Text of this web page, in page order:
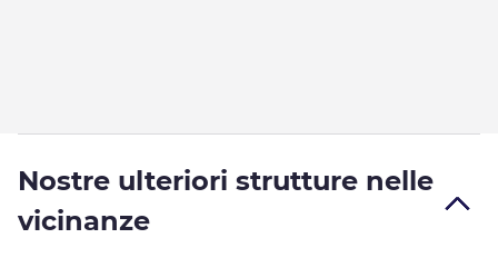
Nostre ulteriori strutture nelle
vicinanze